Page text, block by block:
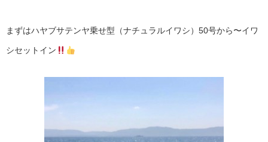
まずはハヤブサテンヤ乗せ型（ナチュラルイワシ）50号から〜イワ
シセットイン